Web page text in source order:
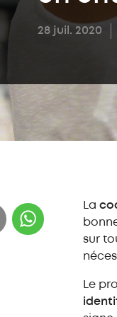
28 juil. 2020
La
sur
Le